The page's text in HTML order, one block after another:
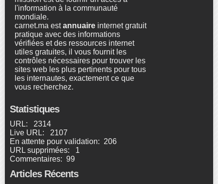
l'information à la communauté
mondiale.
carnet.ma estannuaire internet gratuit
pratique avec des informations
vérifiées et des ressources internet
utiles gratuites, il vous fournit les
contrôles nécessaires pour trouver les
sites web les plus pertinents pour tous
les internautes, exactement ce que
vous recherchez.
Statistiques
URL: 2314
Live URL: 2107
En attente pour validation: 206
URL supprimées: 1
Commentaires: 99
Articles Récents